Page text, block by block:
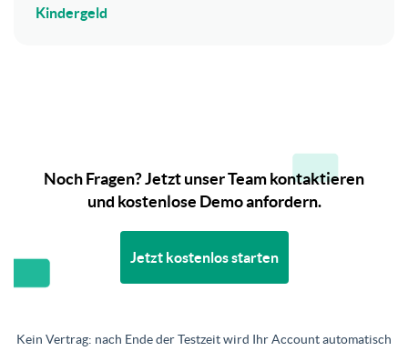
Kindergeld
Noch Fragen? Jetzt unser Team kontaktieren
und kostenlose Demo anfordern.
Jetzt kostenlos starten
Kein Vertrag: nach Ende der Testzeit wird Ihr Account automatisch